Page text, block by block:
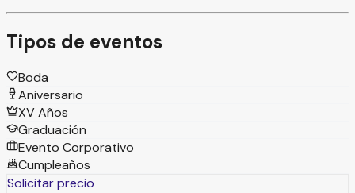
Tipos de eventos
Boda
Aniversario
XV Años
Graduación
Evento Corporativo
Cumpleaños
Solicitar precio